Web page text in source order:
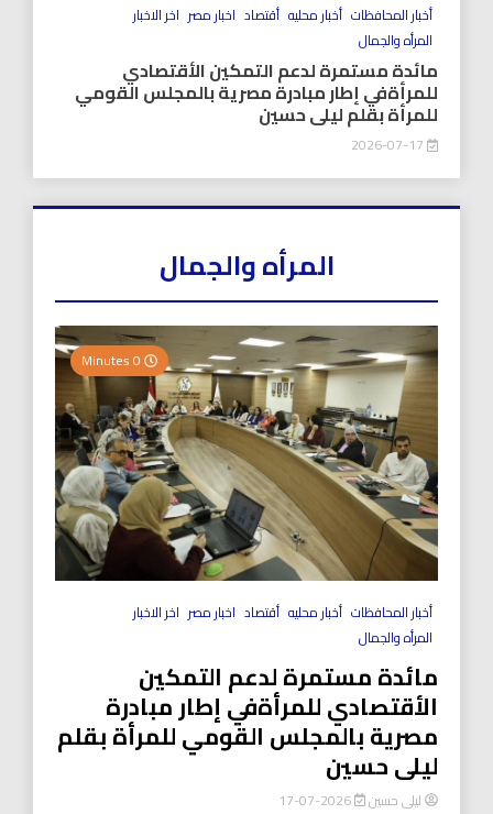
أخبار المحافظات أخبار محليه أقتصاد اخبار مصر اخر الاخبار
المرأه والجمال
مائدة مستمرة لدعم التمكين الأقتصادي
للمرأةفي إطار مبادرة مصرية بالمجلس القومي
للمرأة بقلم ليلى حسين
المرأه والجمال
أخبار المحافظات أخبار محليه أقتصاد اخبار مصر اخر الاخبار
المرأه والجمال
مائدة مستمرة لدعم التمكين
الأقتصادي للمرأةفي إطار مبادرة
مصرية بالمجلس القومي للمرأة بقلم
ليلى حسين
ليلى حسين 2026-07-17